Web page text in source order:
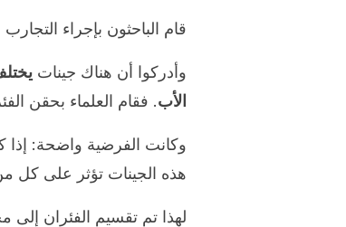
قام الباحثون بإجراء
وأدركوا أن هناك جينات
الأب. فقام العلماء بحقن
وكانت الفرضية واضحة: إذا
هذه الجينات تؤثر على كل
لهذا تم تقسيم الفئران